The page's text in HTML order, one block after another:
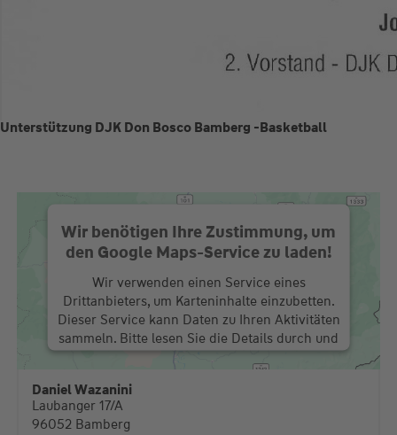
Unterstützung DJK Don Bosco Bamberg -Basketball
Wir benötigen Ihre Zustimmung, um
den Google Maps-Service zu laden!
Wir verwenden einen Service eines
Drittanbieters, um Karteninhalte einzubetten.
Dieser Service kann Daten zu Ihren Aktivitäten
sammeln. Bitte lesen Sie die Details durch und
stimmen Sie der Nutzung des Service zu, um
diese Karte anzuzeigen.
Daniel Wazanini
Laubanger 17/A
96052 Bamberg